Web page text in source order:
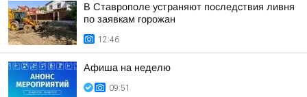
В Ставрополе устраняют последствия ливня
по заявкам горожан
12:46
Афиша на неделю
09:51